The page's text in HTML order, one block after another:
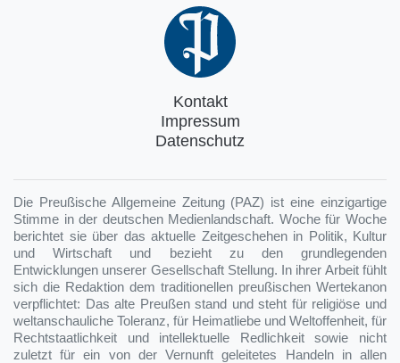
Kontakt
Impressum
Datenschutz
Die Preußische Allgemeine Zeitung (PAZ) ist eine einzigartige
Stimme in der deutschen Medienlandschaft. Woche für Woche
berichtet sie über das aktuelle Zeitgeschehen in Politik, Kultur
und Wirtschaft und bezieht zu den grundlegenden
Entwicklungen unserer Gesellschaft Stellung. In ihrer Arbeit fühlt
sich die Redaktion dem traditionellen preußischen Wertekanon
verpflichtet: Das alte Preußen stand und steht für religiöse und
weltanschauliche Toleranz, für Heimatliebe und Weltoffenheit, für
Rechtstaatlichkeit und intellektuelle Redlichkeit sowie nicht
zuletzt für ein von der Vernunft geleitetes Handeln in allen